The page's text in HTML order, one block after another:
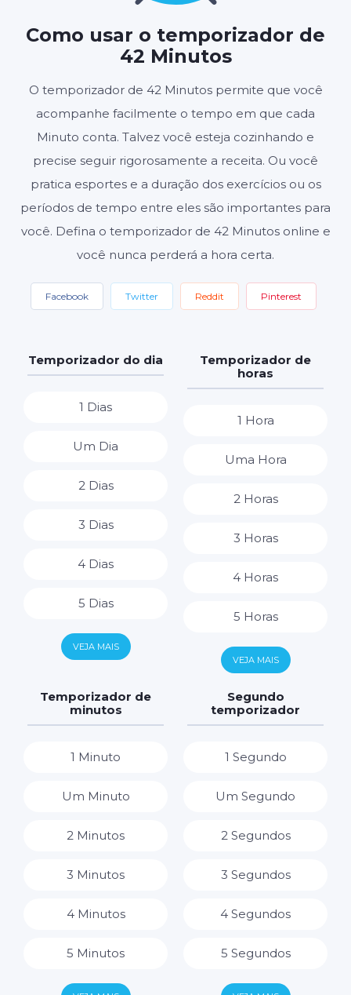
Como usar o temporizador de
42 Minutos
O temporizador de 42 Minutos permite que você
acompanhe facilmente o tempo em que cada
Minuto conta. Talvez você esteja cozinhando e
precise seguir rigorosamente a receita. Ou você
pratica esportes e a duração dos exercícios ou os
períodos de tempo entre eles são importantes para
você. Defina o temporizador de 42 Minutos online e
você nunca perderá a hora certa.
Facebook Twitter Reddit Pinterest
Temporizador do dia
1 Dias
Um Dia
2 Dias
3 Dias
4 Dias
5 Dias
6 Dias
VEJA MAIS
Temporizador de
horas
1 Hora
Uma Hora
2 Horas
3 Horas
4 Horas
5 Horas
6 Horas
7 Horas
VEJA MAIS
Temporizador de
minutos
1 Minuto
Um Minuto
2 Minutos
3 Minutos
4 Minutos
5 Minutos
Segundo
temporizador
1 Segundo
Um Segundo
2 Segundos
3 Segundos
4 Segundos
5 Segundos
Configurações